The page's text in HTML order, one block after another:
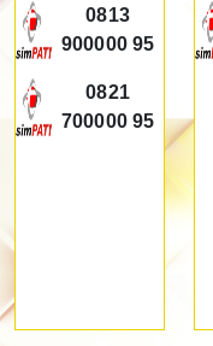
0813
900000 95
0821
700000 95